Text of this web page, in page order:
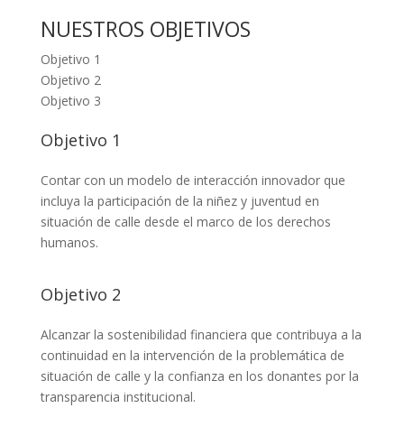
NUESTROS OBJETIVOS
Objetivo 1
Objetivo 2
Objetivo 3
Objetivo 1
Contar con un modelo de interacción innovador que
incluya la participación de la niñez y juventud en
situación de calle desde el marco de los derechos
humanos.
Objetivo 2
Alcanzar la sostenibilidad financiera que contribuya a la
continuidad en la intervención de la problemática de
situación de calle y la confianza en los donantes por la
transparencia institucional.